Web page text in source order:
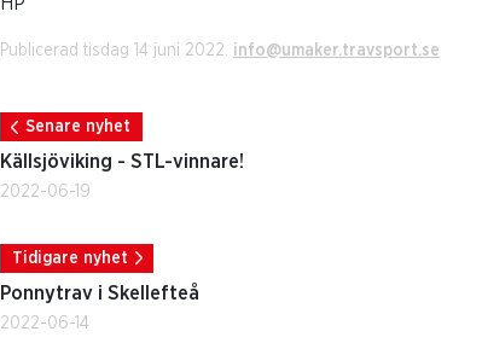
Publicerad tisdag 14 juni 2022. info@umaker.travsport.se
Senare nyhet
Källsjöviking - STL-vinnare!
2022-06-19
Tidigare nyhet
Ponnytrav i Skellefteå
2022-06-14